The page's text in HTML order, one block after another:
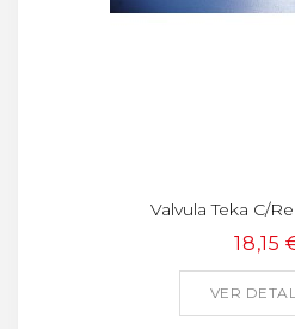
Valvula Teka C/
18,15
VER